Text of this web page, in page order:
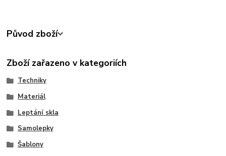
Původ zboží
Zboží zařazeno v kategoriích
Techniky
Materiál
Leptání skla
Samolepky
Šablony